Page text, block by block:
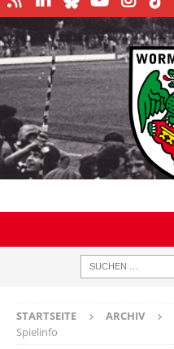
STARTSEITE ARCHIV
Spielinfo